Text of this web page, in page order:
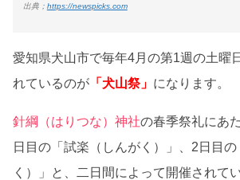
出典； https://newspicks.com
愛知県犬山市で毎年4月の第1週の土曜
れているのが 「犬山祭」 になります。
針綱（はりつな）神社の春季祭礼にあ
日目の「試楽（しんがく）」、2日目
く）」と、二日間によって開催されてい